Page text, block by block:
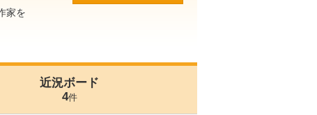
家を
近況ボード
4件